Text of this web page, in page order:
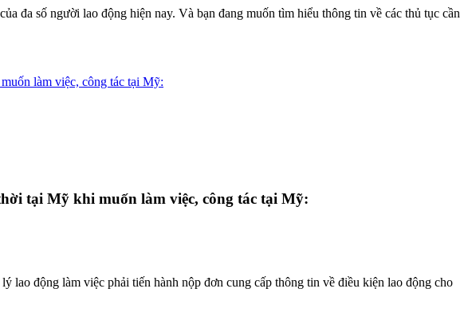
đa số người lao động hiện nay. Và bạn đang muốn tìm hiểu thông tin về các thủ tục cần
làm việc, công tác tại Mỹ:
tại Mỹ khi muốn làm việc, công tác tại Mỹ:
động làm việc phải tiến hành nộp đơn cung cấp thông tin về điều kiện lao động cho